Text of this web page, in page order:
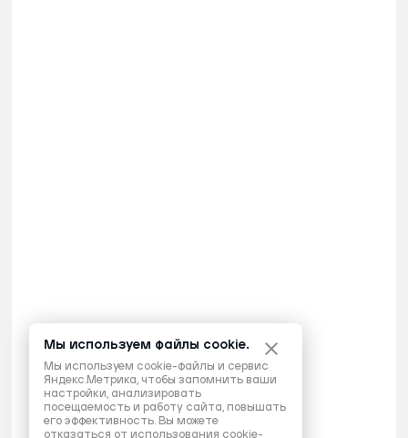
Мы используем файлы cookie.
Мы используем cookie-файлы и сервис
Яндекс.Метрика, чтобы запомнить ваши
настройки, анализировать
посещаемость и работу сайта, повышать
его эффективность. Вы можете
отказаться от использования cookie-